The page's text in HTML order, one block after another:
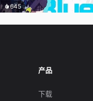
645
产品
下载